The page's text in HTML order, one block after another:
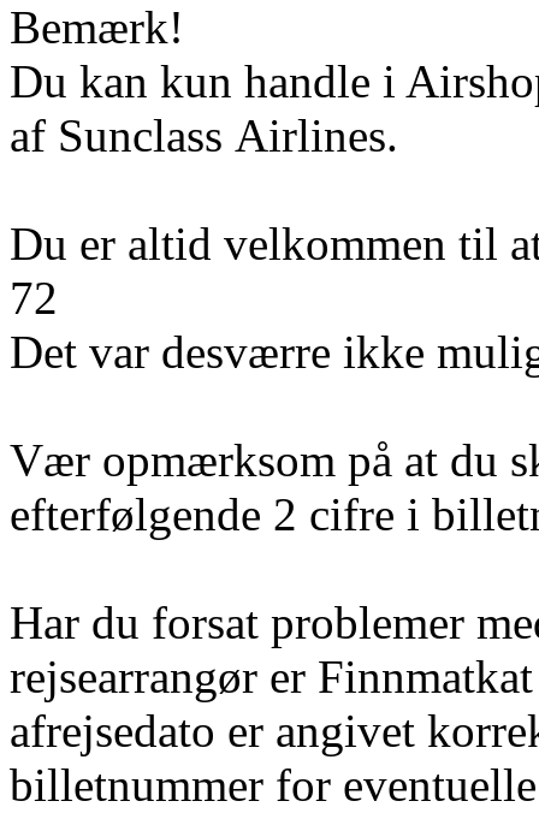
Bemærk!
Du kan kun handle i
af Sunclass Airlines.
Du er altid velkommen til
72
Det var desværre ikke
Vær opmærksom på at du
efterfølgende 2 cifre i
Har du forsat problemer
rejsearrangør er
afrejsedato er angivet
billetnummer for